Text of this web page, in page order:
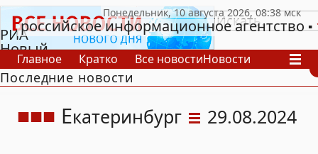
РИА
Новый
День
российское информационное агентство
Главное Кратко Все новостиНовости
В России
В мире
Последние новости
Екатеринбург 29.08.2024